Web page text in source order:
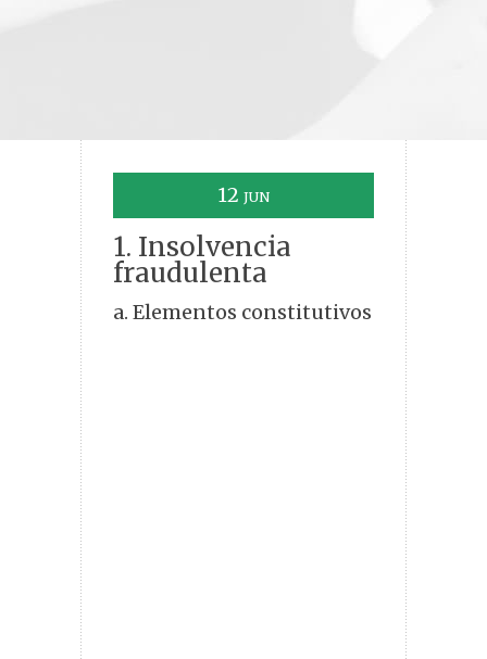
12 JUN
1. Insolvencia
fraudulenta
a. Elementos constitutivos